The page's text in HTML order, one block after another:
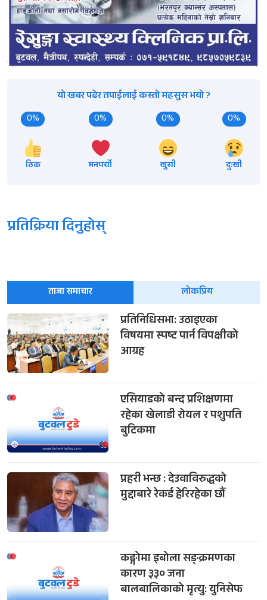
यो खबर पढेर तपाईलाई कस्तो महसुस भयो ?
0%
ठिक
0%
मनपर्यो
0%
खुसी
0%
दुःखी
प्रतिक्रिया दिनुहोस्
ताजा समाचार लोकप्रिय
प्रतिनिधिसभा: उठाइएका
विषयमा स्पष्ट पार्न विपक्षीको
आग्रह
एसियाडको बन्द प्रशिक्षणमा
रहेका खेलाडी रोयल र पशुपति
बुटिकमा
प्रहरी भन्छ : देउवाविरुद्धको
मुद्दाबारे रेकर्ड हेरिरहेका छौँ
कङ्गोमा इबोला सङ्क्रमणका
कारण ३३० जना
बालबालिकाको मृत्यु: युनिसेफ